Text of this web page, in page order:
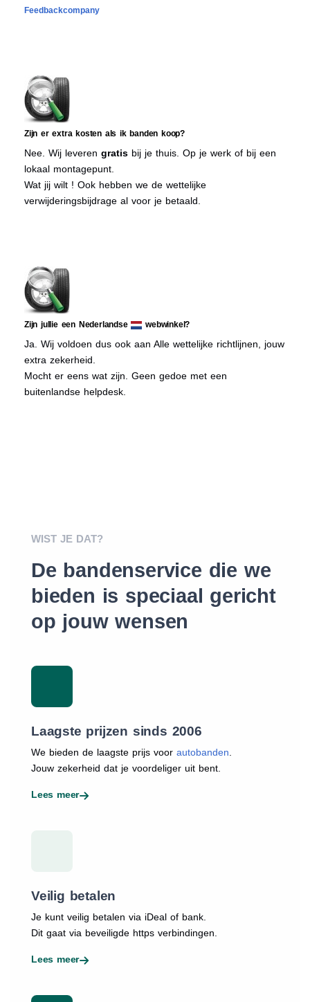
Feedbackcompany
Zijn er extra kosten als ik banden koop?
Nee. Wij leveren gratis bij je thuis. Op je werk of bij een
lokaal montagepunt.
Wat jij wilt ! Ook hebben we de wettelijke
verwijderingsbijdrage al voor je betaald.
Zijn jullie een Nederlandse webwinkel?
Ja. Wij voldoen dus ook aan Alle wettelijke richtlijnen, jouw
extra zekerheid.
Mocht er eens wat zijn. Geen gedoe met een
buitenlandse helpdesk.
WIST JE DAT?
De bandenservice die we
bieden is speciaal gericht
op jouw wensen
Laagste prijzen sinds 2006
We bieden de laagste prijs voor autobanden
Jouw zekerheid dat je voordeliger uit bent.
Lees meer
Veilig betalen
Je kunt veilig betalen via iDeal of bank.
Dit gaat via beveiligde https verbindingen.
Lees meer